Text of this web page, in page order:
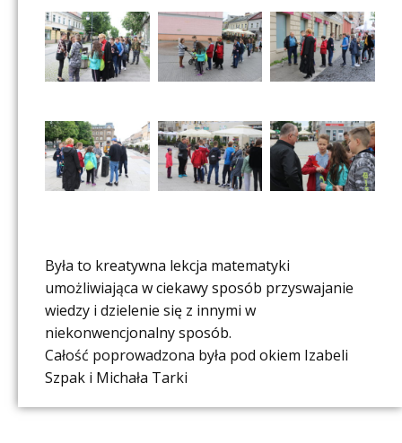
Była to kreatywna lekcja matematyki
umożliwiająca w ciekawy sposób przyswajanie
wiedzy i dzielenie się z innymi w
niekonwencjonalny sposób.
Całość poprowadzona była pod okiem Izabeli
Szpak i Michała Tarki